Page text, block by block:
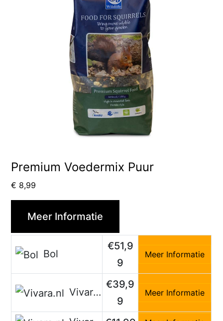
Premium Voedermix Puur
€ 8,99
Meer Informatie
Bol
€51,9
9
Meer Informatie
Vivara.nl
€39,9
9
Meer Informatie